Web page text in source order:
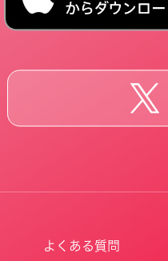
よくある質問